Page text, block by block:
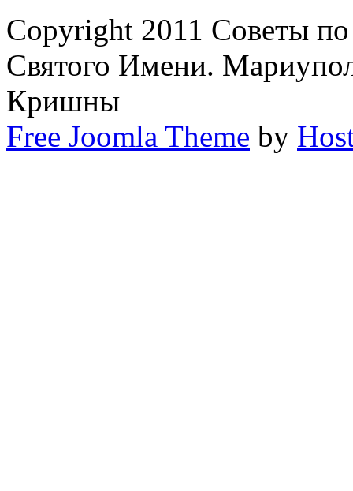
Copyright 2011 Советы
Святого Имени.
Кришны
Free Joomla Theme by